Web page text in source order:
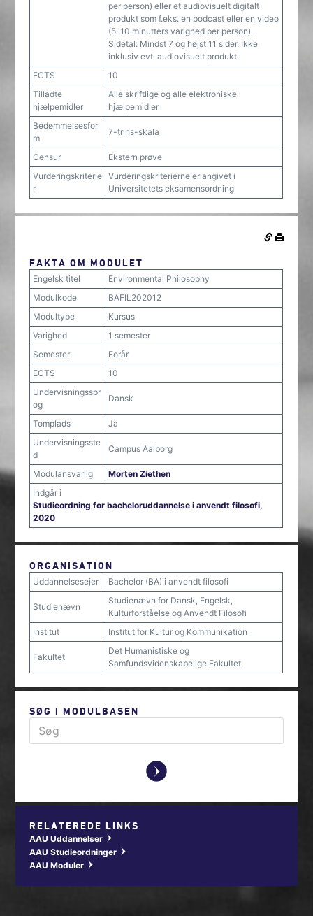
per person) eller et audiovisuelt digitalt
produkt som f.eks. en podcast eller en video
(5-10 minutters varighed per person).
Sidetal: Mindst 7 og højst 11 sider. Ikke
inklusiv evt. audiovisuelt produkt
ECTS
10
Tilladte
hjælpemidler
Alle skriftlige og alle elektroniske
hjælpemidler
Bedømmelsesfor
m
7-trins-skala
Censur
Ekstern prøve
Vurderingskriterie
r
Vurderingskriterierne er angivet i
Universitetets eksamensordning
FAKTA OM MODULET
Engelsk titel
Environmental Philosophy
Modulkode
BAFIL202012
Modultype
Kursus
Varighed
1 semester
Semester
Forår
ECTS
10
Undervisningsspr
og
Dansk
Tomplads
Ja
Undervisningsste
d
Campus Aalborg
Modulansvarlig
Morten Ziethen
Indgår i
Studieordning for bacheloruddannelse i anvendt filosofi,
2020
ORGANISATION
Uddannelsesejer Bachelor (BA) i anvendt filosofi
Studienævn
Studienævn for Dansk, Engelsk,
Kulturforståelse og Anvendt Filosofi
Institut
Institut for Kultur og Kommunikation
Fakultet
Det Humanistiske og
Samfundsvidenskabelige Fakultet
SØG I MODULBASEN
y
RELATEREDE LINKS
AAU Uddannelser w
AAU Studieordninger w
AAU Moduler w